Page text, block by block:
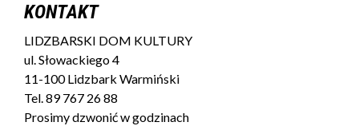
KONTAKT
LIDZBARSKI DOM KULTURY
ul. Słowackiego 4
11-100 Lidzbark Warmiński
Tel.89 767 26 88
Prosimy dzwonić w godzinach